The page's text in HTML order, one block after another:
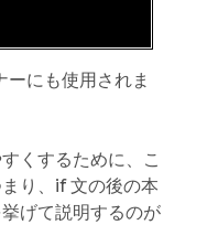
ーにも使用されま
くするために、こ
り、if 文の後の本
げて説明するのが